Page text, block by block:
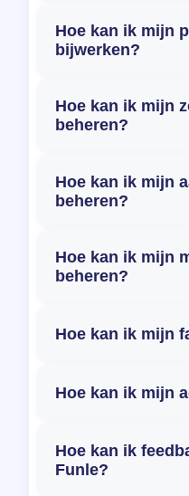
Hoe kan ik mijn
bijwerken?
Hoe kan ik mijn
beheren?
Hoe kan ik mijn
beheren?
Hoe kan ik mijn
beheren?
Hoe kan ik mijn
Hoe kan ik mijn
Hoe kan ik
Funle?